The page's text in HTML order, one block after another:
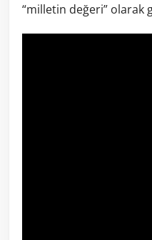
“milletin değeri” olarak